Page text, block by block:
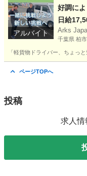
アルバイト
好調によ
日給
Arks
千葉県 柏市
「軽貨物ドライバー、ちょっ
ページTOPへ
投稿
求人情